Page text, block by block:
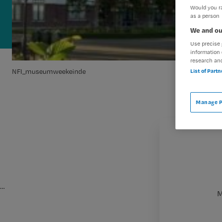
NFI_museumweekeinde
…
Would you
as a person
We and
Use
information
research
List of
Manage